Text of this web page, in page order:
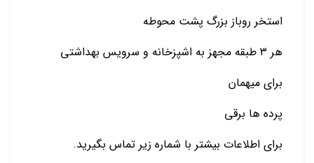
استخر روباز بزرگ پشت محوطه
هر ۳ طبقه مجهز به اشپزخانه و سرویس بهداشتی
برای میهمان
پرده ها برقی
برای اطلاعات بیشتر با شماره زیر تماس بگیرید.